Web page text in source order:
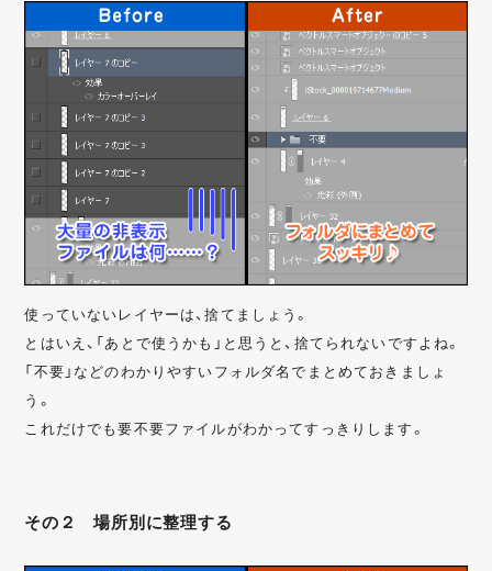
使っていないレイヤーは、捨てましょう。
とはいえ、「あとで使うかも」と思うと、捨てられないですよね。
「不要」などのわかりやすいフォルダ名でまとめておきましょ
う。
これだけでも要不要ファイルがわかってすっきりします。
その２ 場所別に整理する